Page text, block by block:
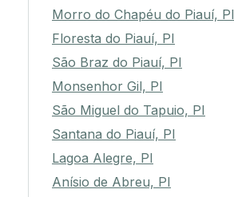
Morro do Chapéu do Piauí, PI
Floresta do Piauí, PI
São Braz do Piauí, PI
Monsenhor Gil, PI
São Miguel do Tapuio, PI
Santana do Piauí, PI
Lagoa Alegre, PI
Anísio de Abreu, PI